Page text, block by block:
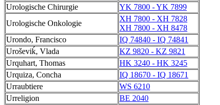
Urologische Chirurgie
YK 7800 - YK 7899
Urologische Onkologie
XH 7800 - XH 7828
XH 7800 - XH 8478
Urondo, Francisco
IQ 74840 - IQ 74841
Uroševiḱ, Vlada
KZ 9820 - KZ 9821
Urquhart, Thomas
HK 3240 - HK 3245
Urquiza, Concha
IQ 18670 - IQ 18671
Urraubtiere
WS 6210
Urreligion
BE 2040